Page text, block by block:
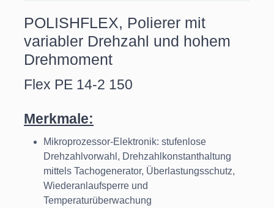
POLISHFLEX, Polierer mit
variabler Drehzahl und hohem
Drehmoment
Flex PE 14-2 150
Merkmale:
Mikroprozessor-Elektronik: stufenlose
Drehzahlvorwahl, Drehzahlkonstanthaltung
mittels Tachogenerator, Überlastungsschutz,
Wiederanlaufsperre und
Temperaturüberwachung